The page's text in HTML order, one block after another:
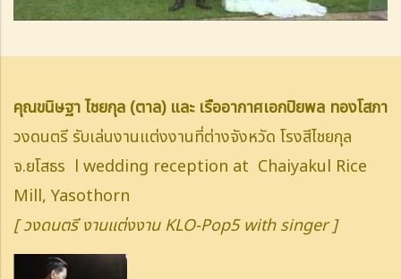
คุณขนิษฐา ไชยกุล (ตาล) และ เรืออากาศเอกปิยพล ทองโสภา
วงดนตรี รับเล่นงานแต่งงานที่ต่างจังหวัด โรงสีไชยกุล
จ.ยโสธร l wedding reception at Chaiyakul Rice
Mill, Yasothorn
[ วงดนตรี งานแต่งงาน KLO-Pop5 with singer ]